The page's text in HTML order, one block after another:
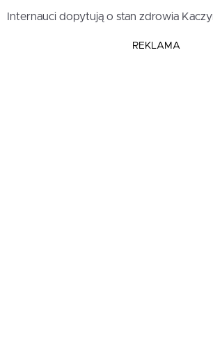
Internauci dopytują o stan zdrowia
REKLAMA